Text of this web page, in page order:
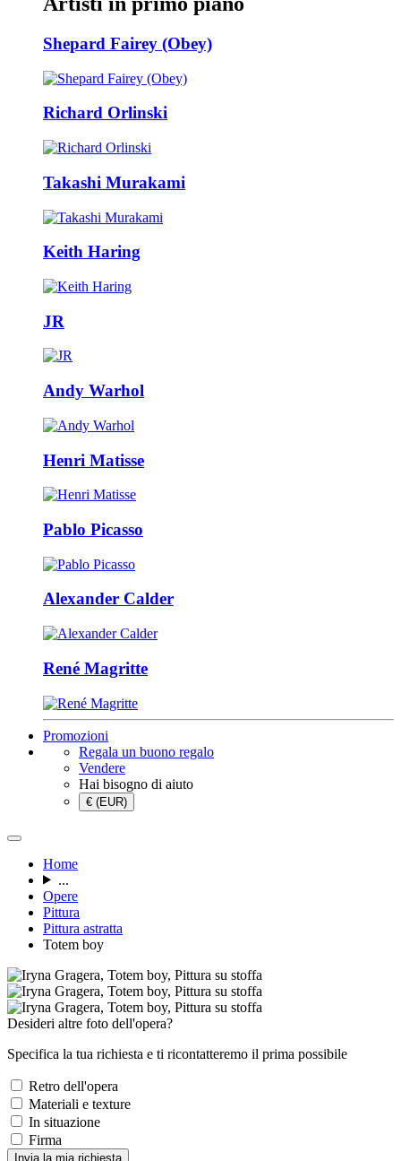
Shepard Fairey (Obey)
Richard Orlinski
Takashi Murakami
Keith Haring
JR
Andy Warhol
Henri Matisse
Pablo Picasso
Alexander Calder
René Magritte
Promozioni
Regala un buono regalo
Vendere
Hai bisogno di aiuto
€ (EUR)
Home
...
Opere
Pittura
Pittura astratta
Totem boy
Desideri altre foto dell'opera?
Specifica la tua richiesta e ti ricontatteremo il prima possibile
Retro dell'opera
Materiali e texture
In situazione
Firma
Invia la mia richiesta